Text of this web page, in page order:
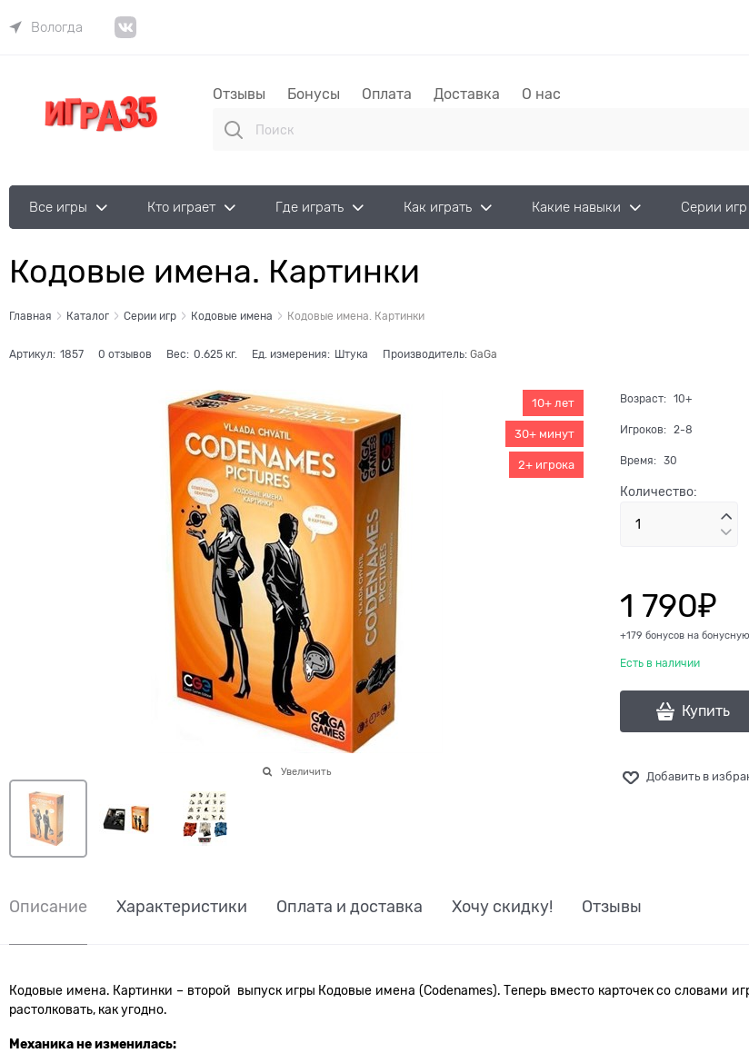
Вологда
Отзывы Бонусы Оплата Доставка
О нас
Все игры Кто играет Где играть Как играть Какие навыки Серии игр
Кодовые имена. Картинки
Главная Каталог Серии игр Кодовые имена Кодовые имена. Картинки
Артикул: 1857 0 отзывов Вес: 0.625 кг. Ед. измерения: Штука Производитель: GaGa
10+ лет
30+ минут
2+ игрока
Увеличить
Возраст: 10+
Игроков: 2-8
Время: 30
Количество:
1 790₽
+179 бонусов на
Есть в наличии
Купить
Добавить в
Описание Характеристики Оплата и доставка Хочу скидку! Отзывы
Кодовые имена. Картинки – второй выпуск игры Кодовые имена (Codenames). Теперь вместо карточек со словами
растолковать, как угодно.
Механика не изменилась: